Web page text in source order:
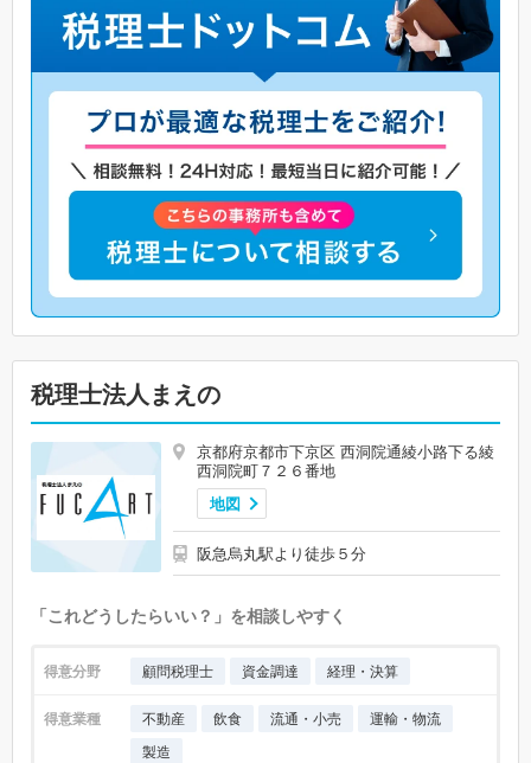
税理士法人まえの
京都府京都市下京区 西洞院通綾小路下る綾
西洞院町７２６番地
地図
阪急烏丸駅より徒歩５分
「これどうしたらいい？」を相談しやすく
得意分野 顧問税理士 資金調達 経理・決算
得意業種 不動産 飲食 流通・小売
運輸・物流
製造